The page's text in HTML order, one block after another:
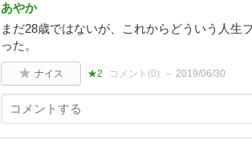
あやか
まだ28歳ではないが、これからどういう人生
った。
ナイス ★2 コメント(0) 2019/06/30